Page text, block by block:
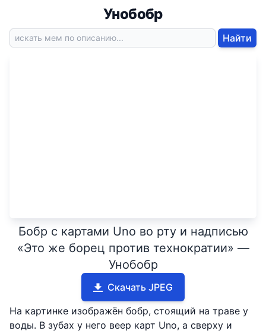
Унобобр
Найти
Бобр с картами Uno во рту и надписью
«Это же борец против технократии» —
Унобобр
Скачать JPEG
На картинке изображён бобр, стоящий на траве у
воды. В зубах у него веер карт Uno, а сверху и